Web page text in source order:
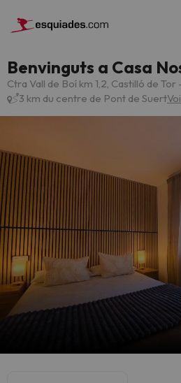
Benvinguts a Casa
Ctra Vall de Boí km 1,2, Castilló de
3 km du centre de Pont de Suert